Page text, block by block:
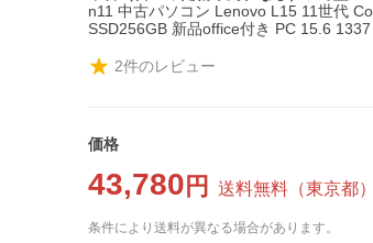
n11 中古パソコン Lenovo L15 11世代
SSD256GB 新品office付き PC 15.6 1337
2件のレビュー
価格
43,780 円 送料無料 （東京都）
条件により送料が異なる場合があります。